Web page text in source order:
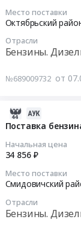
Место поставки
Отрасли
Бензины.
№689009732 от
Поставка
Начальная цена
34 856 ₽
Место поставки
Смидовичский
Отрасли
Бензины.